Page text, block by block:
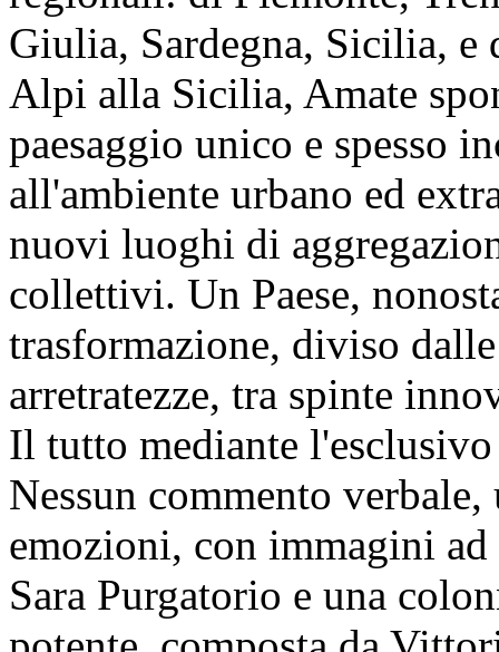
Giulia, Sardegna, Sicilia, e
Alpi alla Sicilia, Amate
paesaggio unico e spesso
all'ambiente urbano ed
nuovi luoghi di
collettivi. Un Paese,
trasformazione, diviso
arretratezze, tra spinte
Il tutto mediante
Nessun commento
emozioni, con immagini
Sara Purgatorio e una